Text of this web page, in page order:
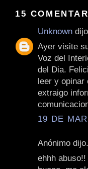
15
Unknown
Ayer visite
Voz del
del Dia.
leer y opinar
extraigo
19 DE
Anónimo
ehhh